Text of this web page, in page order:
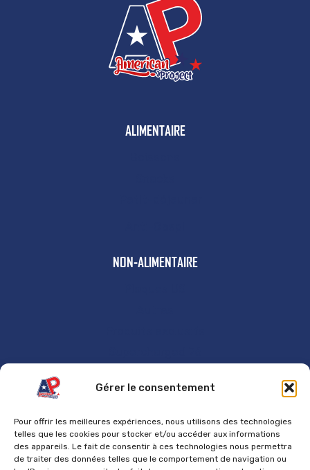
Gérer le consentement
Pour offrir les meilleures expériences, nous utilisons des technologies
telles que les cookies pour stocker et/ou accéder aux informations
des appareils. Le fait de consentir à ces technologies nous permettra
de traiter des données telles que le comportement de navigation ou
ALIMENTAIRE
NON-ALIMENTAIRE
GÉNÉRAL
Contact
Mentions Légales